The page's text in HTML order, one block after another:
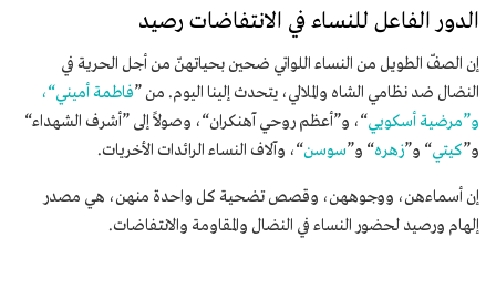
الدور الفاعل للنساء في الانتفاضات رصید
إن الصفّ الطويل من النساء اللواتي ضحين بحیاتهنّ من أجل الحرية في
النضال ضد نظامي الشاه والملالي، يتحدث إلينا اليوم. من ”فاطمة أميني“،
و”مرضية أسكويي“، و”أعظم روحي آهنكران“، وصولاً إلى ”أشرف الشهداء“
و”كيتي“ و”زهره“ و”سوسن“، وآلاف النساء الرائدات الأخريات.
إن أسماءهن، ووجوههن، وقصص تضحية كل واحدة منهن، هي مصدر
إلهام ورصید لحضور النساء في النضال والمقاومة والانتفاضات.